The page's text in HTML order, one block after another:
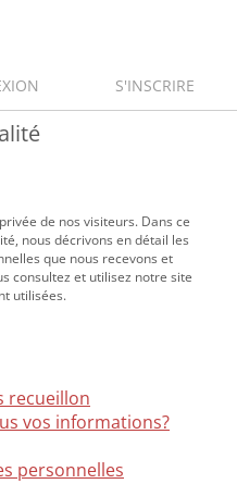
S'INSCRIRE
de nos visiteurs. Dans ce
nous décrivons en détail les
que nous recevons et
consultez et utilisez notre site
utilisées.
recueillon
vos informations?
personnelles